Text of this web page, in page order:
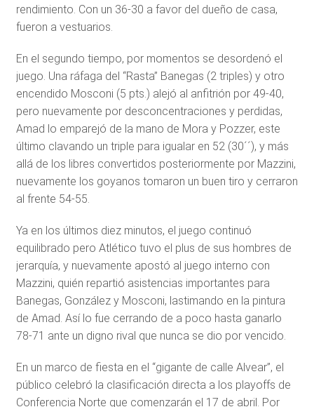
rendimiento. Con un 36-30 a favor del dueño de casa,
fueron a vestuarios.
En el segundo tiempo, por momentos se desordenó el
juego. Una ráfaga del “Rasta” Banegas (2 triples) y otro
encendido Mosconi (5 pts.) alejó al anfitrión por 49-40,
pero nuevamente por desconcentraciones y perdidas,
Amad lo emparejó de la mano de Mora y Pozzer, este
último clavando un triple para igualar en 52 (30´´), y más
allá de los libres convertidos posteriormente por Mazzini,
nuevamente los goyanos tomaron un buen tiro y cerraron
al frente 54-55.
Ya en los últimos diez minutos, el juego continuó
equilibrado pero Atlético tuvo el plus de sus hombres de
jerarquía, y nuevamente apostó al juego interno con
Mazzini, quién repartió asistencias importantes para
Banegas, González y Mosconi, lastimando en la pintura
de Amad. Así lo fue cerrando de a poco hasta ganarlo
78-71 ante un digno rival que nunca se dio por vencido.
En un marco de fiesta en el “gigante de calle Alvear”, el
público celebró la clasificación directa a los playoffs de
Conferencia Norte que comenzarán el 17 de abril. Por